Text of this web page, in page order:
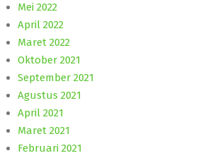
Mei 2022
April 2022
Maret 2022
Oktober 2021
September 2021
Agustus 2021
April 2021
Maret 2021
Februari 2021